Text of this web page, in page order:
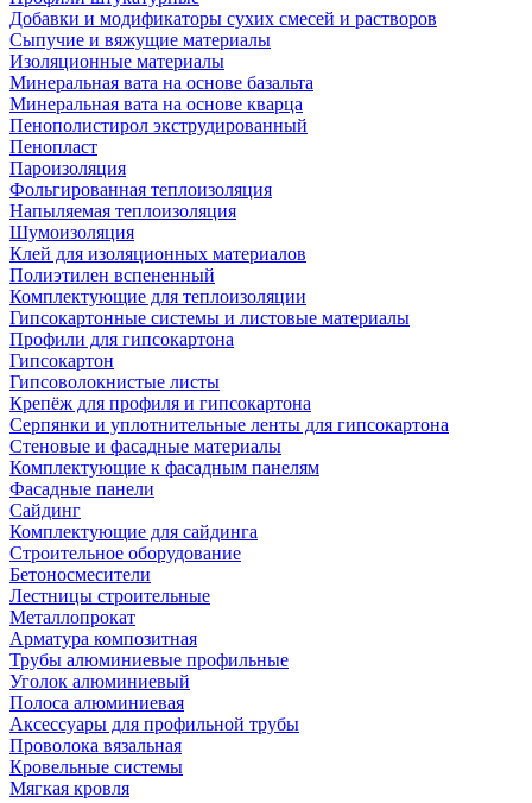
Добавки и модификаторы сухих смесей и растворов
Сыпучие и вяжущие материалы
Изоляционные материалы
Минеральная вата на основе базальта
Минеральная вата на основе кварца
Пенополистирол экструдированный
Пенопласт
Пароизоляция
Фольгированная теплоизоляция
Напыляемая теплоизоляция
Шумоизоляция
Клей для изоляционных материалов
Полиэтилен вспененный
Комплектующие для теплоизоляции
Гипсокартонные системы и листовые материалы
Профили для гипсокартона
Гипсокартон
Гипсоволокнистые листы
Крепёж для профиля и гипсокартона
Серпянки и уплотнительные ленты для гипсокартона
Стеновые и фасадные материалы
Комплектующие к фасадным панелям
Фасадные панели
Сайдинг
Комплектующие для сайдинга
Строительное оборудование
Бетоносмесители
Лестницы строительные
Металлопрокат
Арматура композитная
Трубы алюминиевые профильные
Уголок алюминиевый
Полоса алюминиевая
Аксессуары для профильной трубы
Проволока вязальная
Кровельные системы
Мягкая кровля